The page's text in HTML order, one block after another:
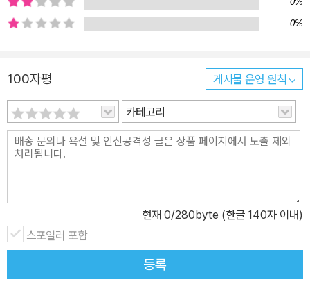
전하는 생쥐의 모습을 보고 한 작은 소년이 언젠가 자신도 멋지게 날
용기를 심어준다. 독일의 신인작가 토르벤 쿨만의 충격적인 데뷔작!
출간 즉시 베스트셀러, 전 세계 16개국 20개 언어로 출간! 1982년
독일에서 태어난 토르벤 쿨만은 어렸을 때부터 창의력이 매우 뛰어났
으며 그림에 재능이 많았다. 또한 언제나 신기한 발명의 세계와 모험
가득한 비행 이야기에 깊은 관심을 갖고 있었다. 함부르크 조형예술
4년 『린드버그 하늘을 나는 생쥐』라는 이름으로 독일에서 출간되었
다. 신인작가의 데뷔작이라고는 믿기 힘들 정도로 탄탄한 스토리와
수준 높은 그림들은 단숨에 아이는 물론 어른들까지 매료시키며 베스
트셀러에 올랐으며, 지금까지 전 세계 16개국 20개 언어로 출간되었
0%
100자평 게시물 운영 원칙
카테고리
현재 0/280byte (한글 140자 이내)
스포일러 포함
등록